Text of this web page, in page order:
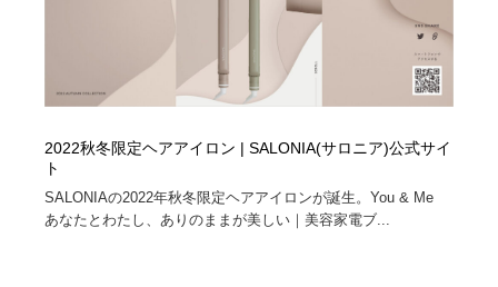
2022秋冬限定ヘアアイロン | SALONIA(サロニア)公式サイ
ト
SALONIAの2022年秋冬限定ヘアアイロンが誕生。You & Me
あなたとわたし、ありのままが美しい｜美容家電ブ...